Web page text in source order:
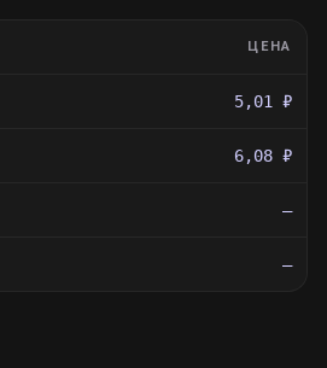
ЦЕНА
5,01 ₽
6,08 ₽
—
—